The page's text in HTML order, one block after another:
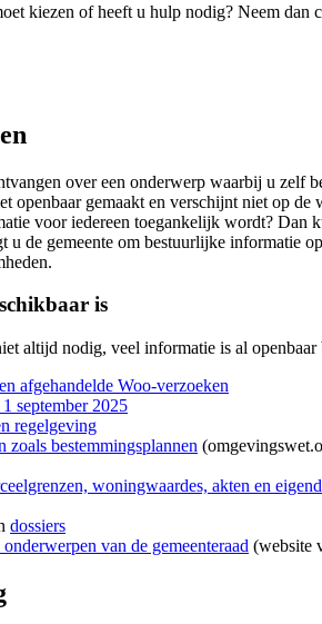
kiezen of heeft u hulp nodig? Neem dan
over een onderwerp waarbij u zelf
openbaar gemaakt en verschijnt niet op de
voor iedereen toegankelijk wordt? Dan
u de gemeente om bestuurlijke informatie
is
altijd nodig, veel informatie is al openbaar
afgehandelde Woo-verzoeken
september 2025
regelgeving
zoals bestemmingsplannen
woningwaardes, akten en
dossiers
van de gemeenteraad (website